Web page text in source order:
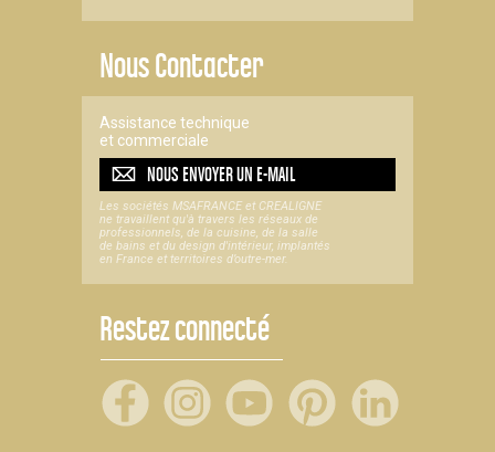
Nous Contacter
Assistance technique
et commerciale
NOUS ENVOYER UNE-MAIL
Les sociétés MSAFRANCE et CREALIGNE
ne travaillent qu'à travers les réseaux de
professionnels, de la cuisine, de la salle
de bains et du design d'intérieur, implantés
en France et territoires d’outre-mer.
Restez connecté